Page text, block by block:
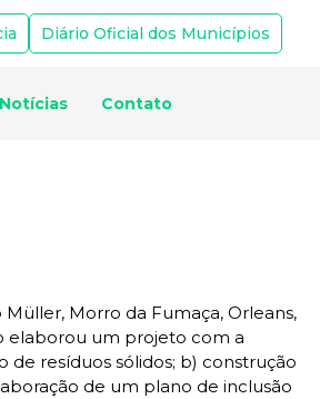
Diário Oficial dos Municípios
Notícias Contato
Morro da Fumaça, Orleans,
elaborou um projeto com a
resíduos sólidos; b) construção
de um plano de inclusão